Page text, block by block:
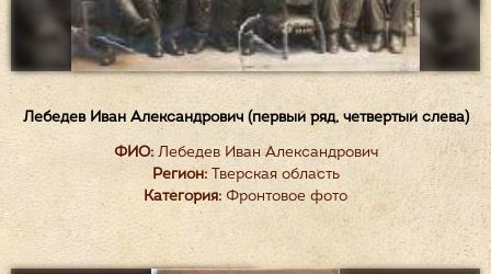
Лебедев Иван Александрович (первый ряд, четвертый слева)
ФИО:Лебедев Иван Александрович
Регион:Тверская область
Категория: Фронтовое фото